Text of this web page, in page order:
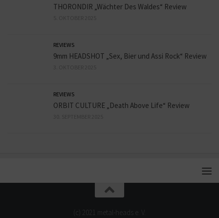
THORONDIR „Wächter Des Waldes“ Review
REVIEWS
9mm HEADSHOT „Sex, Bier und Assi Rock“ Review
REVIEWS
ORBIT CULTURE „Death Above Life“ Review
(c) 2021 metal-heads e. V.